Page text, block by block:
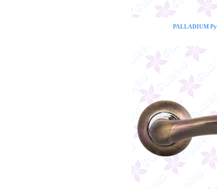
PALLADIUM